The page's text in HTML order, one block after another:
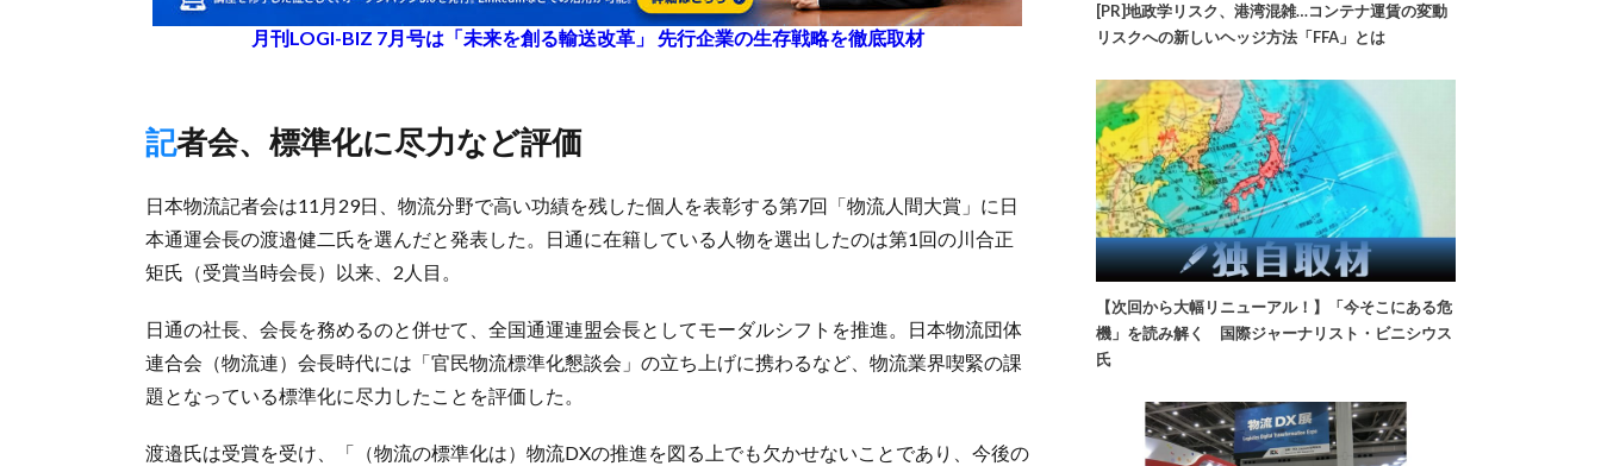
月刊LOGI-BIZ 7月号は「未来を創る輸送改革」 先行企業の生存戦略を徹底取材
記者会、標準化に尽力など評価
日本物流記者会は11月29日、物流分野で高い功績を残した個人を表彰する第7回「物流人間大賞」に日
本通運会長の渡邉健二氏を選んだと発表した。日通に在籍している人物を選出したのは第1回の川合正
矩氏（受賞当時会長）以来、2人目。
日通の社長、会長を務めるのと併せて、全国通運連盟会長としてモーダルシフトを推進。日本物流団体
連合会（物流連）会長時代には「官民物流標準化懇談会」の立ち上げに携わるなど、物流業界喫緊の課
題となっている標準化に尽力したことを評価した。
渡邉氏は受賞を受け、「（物流の標準化は）物流DXの推進を図る上でも欠かせないことであり、今後の
[PR]地政学リスク、港湾混雑…コンテナ運賃の変動
リスクへの新しいヘッジ方法「FFA」とは
【次回から大幅リニューアル！】「今そこにある危
機」を読み解く 国際ジャーナリスト・ビニシウス
氏